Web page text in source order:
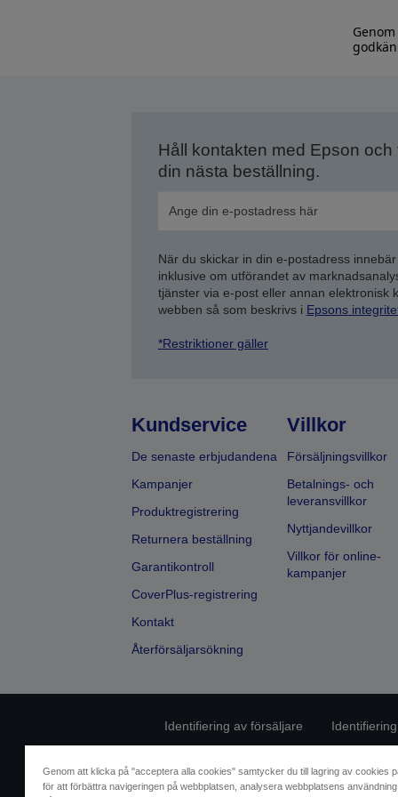
Håll kontakten med Epson
din nästa beställning.
När du skickar in din e-postadress
inklusive om utförandet av
tjänster via e-post eller annan elektronisk
webben så som beskrivs i Epsons
*Restriktioner gäller
Kundservice
De senaste erbjudandena
Kampanjer
Produktregistrering
Returnera beställning
Garantikontroll
CoverPlus-registrering
Kontakt
Återförsäljarsökning
Villkor
Försäljningsvillkor
Betalnings- och
leveransvillkor
Nyttjandevillkor
Villkor för online-
kampanjer
Identifiering av försäljare
Genom att klicka på "acceptera alla cookies" samtycker du till lagring av cookies
för att förbättra navigeringen på webbplatsen, analysera webbplatsens